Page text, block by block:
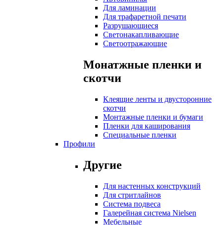
Для ламинации
Для трафаретной печати
Разрушающиеся
Светонакапливающие
Светоотражающие
Монатжные пленки и
скотчи
Клеящие ленты и двусторонние
скотчи
Монтажные пленки и бумаги
Пленки для каширования
Специальные пленки
Профили
Другие
Для настенных конструкций
Для стритлайнов
Система подвеса
Галерейная система Nielsen
Мебельные